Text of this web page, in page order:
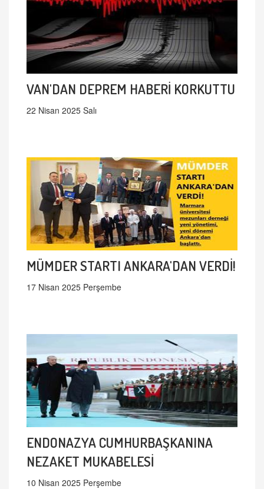
VAN'DAN DEPREM HABERİ KORKUTTU
22 Nisan 2025 Salı
MÜMDER STARTI ANKARA'DAN VERDİ!
17 Nisan 2025 Perşembe
ENDONAZYA CUMHURBAŞKANINA
NEZAKET MUKABELESİ
10 Nisan 2025 Perşembe